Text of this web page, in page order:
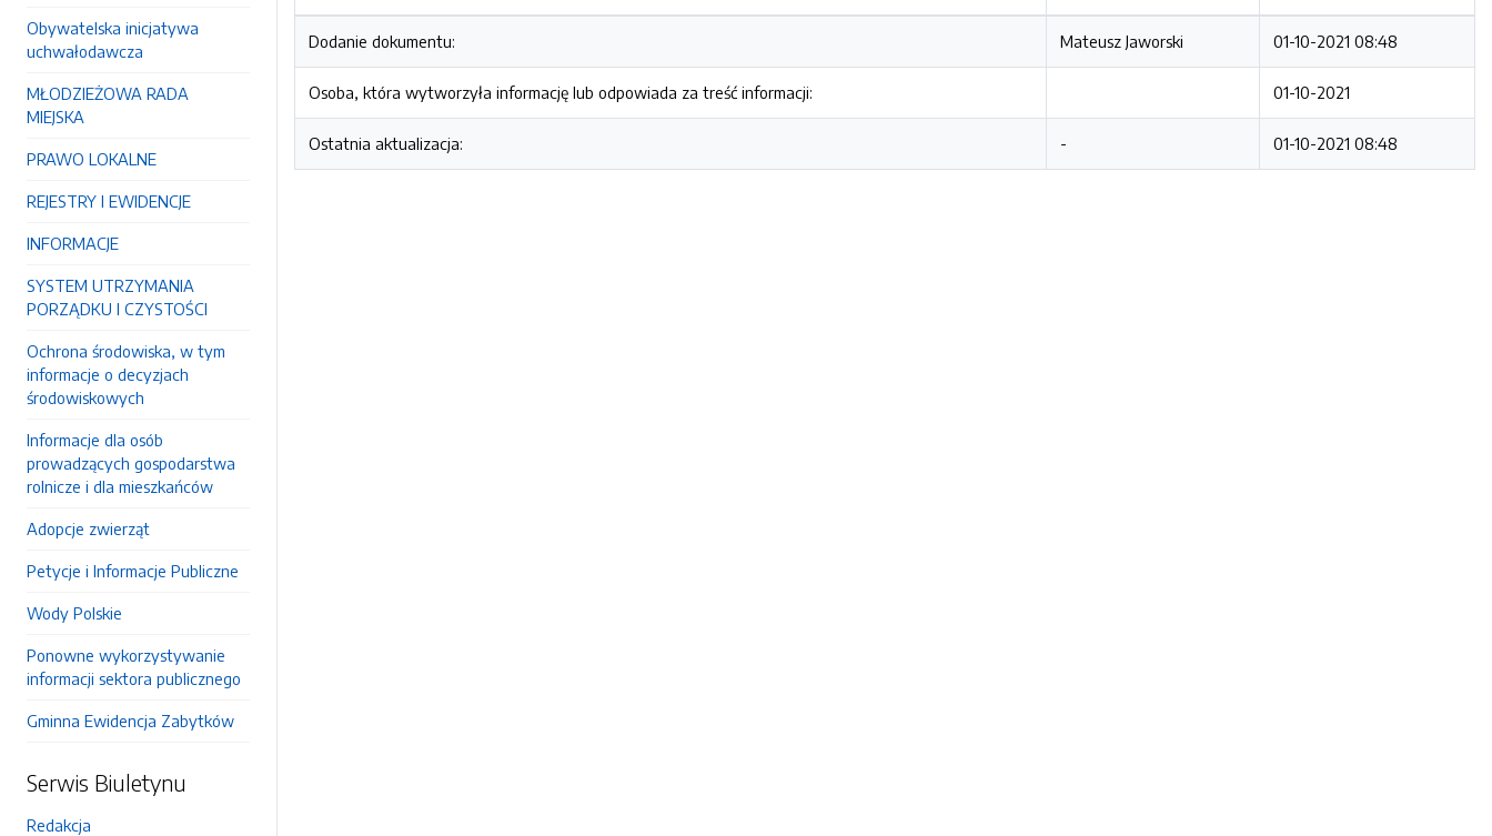
Obywatelska inicjatywa
uchwałodawcza
MŁODZIEŻOWA RADA
MIEJSKA
PRAWO LOKALNE
REJESTRY I EWIDENCJE
INFORMACJE
SYSTEM UTRZYMANIA
PORZĄDKU I CZYSTOŚCI
Ochrona środowiska, w tym
informacje o decyzjach
środowiskowych
Informacje dla osób
prowadzących gospodarstwa
rolnicze i dla mieszkańców
Adopcje zwierząt
Petycje i Informacje Publiczne
Wody Polskie
Ponowne wykorzystywanie
informacji sektora publicznego
Gminna Ewidencja Zabytków
Serwis Biuletynu
Redakcja
Dodanie dokumentu: Mateusz Jaworski 01-10-2021 08:48
Osoba, która wytworzyła informację lub odpowiada za treść informacji: 01-10-2021
Ostatnia aktualizacja: - 01-10-2021 08:48